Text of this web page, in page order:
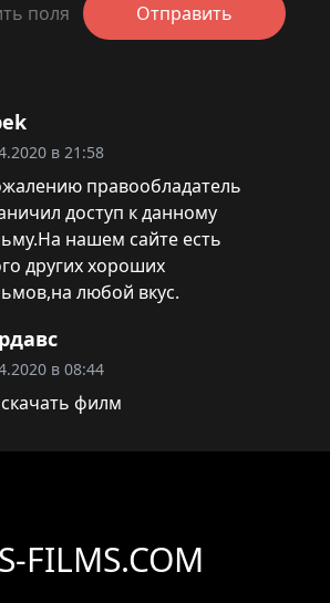
поля Отправить
в 21:58
правообладатель
доступ к данному
нашем сайте есть
других хороших
любой вкус.
в 08:44
филм
FILMS.COM